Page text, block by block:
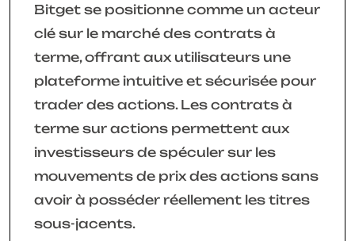
Bitget se positionne comme un acteur
clé sur le marché des contrats à
terme, offrant aux utilisateurs une
plateforme intuitive et sécurisée pour
trader des actions. Les contrats à
terme sur actions permettent aux
investisseurs de spéculer sur les
mouvements de prix des actions sans
avoir à posséder réellement les titres
sous-jacents.